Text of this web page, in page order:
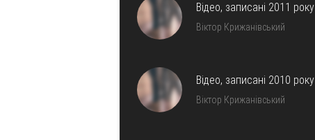
Відео, записані 2011 року
Віктор Крижанівський
Відео, записані 2010 року
Віктор Крижанівський